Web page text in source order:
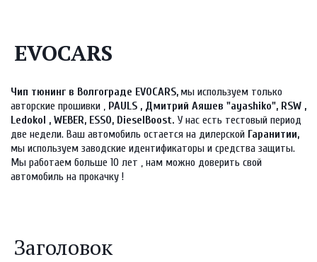
EVOCARS
Чип тюнинг в Волгограде EVOCARS, мы используем только
авторские прошивки , PAULS , Дмитрий Аяшев "ayashiko", RSW ,
Ledokol , WEBER, ESSO, DieselBoost. У нас есть тестовый период
две недели. Ваш автомобиль остается на дилерской
Гаранитии,
мы используем заводские идентификаторы и средства защиты.
Мы работаем больше 10 лет , нам можно доверить свой
автомобиль на прокачку !
Заголовок